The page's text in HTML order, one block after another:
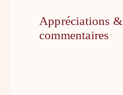
Appréciations &
commentaires